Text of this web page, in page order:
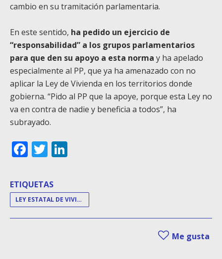
cambio en su tramitación parlamentaria.
En este sentido, ha pedido un ejercicio de
“responsabilidad” a los grupos parlamentarios
para que den su apoyo a esta norma y ha apelado
especialmente al PP, que ya ha amenazado con no
aplicar la Ley de Vivienda en los territorios donde
gobierna. “Pido al PP que la apoye, porque esta Ley no
va en contra de nadie y beneficia a todos”, ha
subrayado.
Facebook
Twitter
ETIQUETAS
LEY ESTATAL DE VIVIENDA
Me gusta